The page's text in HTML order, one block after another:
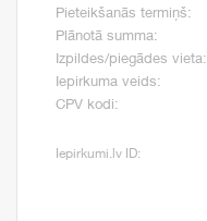
Pieteikšanās termiņš:
Plānotā summa:
Izpildes/piegādes vieta:
Iepirkuma veids:
CPV kodi:
Iepirkumi.lv ID: